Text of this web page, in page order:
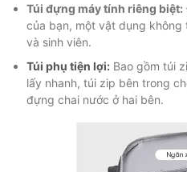
Túi đựng máy tính riêng biệt:
của bạn, một vật dụng không
và sinh viên.
Túi phụ tiện lợi: Bao gồm túi
lấy nhanh, túi zip bên trong
đựng chai nước ở hai bên.